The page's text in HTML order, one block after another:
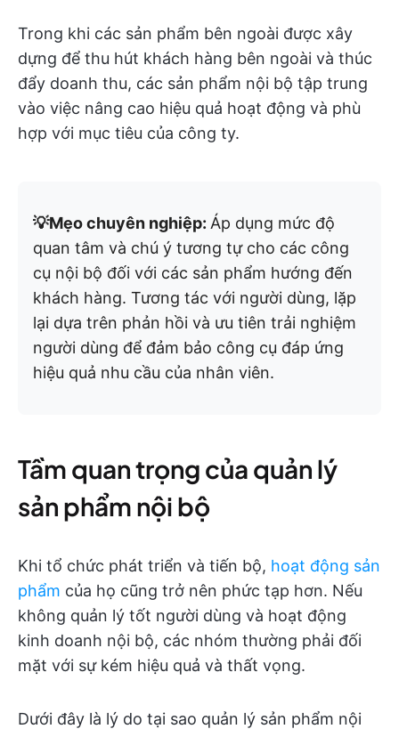
Trong khi các sản phẩm bên ngoài được xây
dựng để thu hút khách hàng bên ngoài và thúc
đẩy doanh thu, các sản phẩm nội bộ tập trung
vào việc nâng cao hiệu quả hoạt động và phù
hợp với mục tiêu của công ty.
💡Mẹo chuyên nghiệp: Áp dụng mức độ
quan tâm và chú ý tương tự cho các công
cụ nội bộ đối với các sản phẩm hướng đến
khách hàng. Tương tác với người dùng, lặp
lại dựa trên phản hồi và ưu tiên trải nghiệm
người dùng để đảm bảo công cụ đáp ứng
hiệu quả nhu cầu của nhân viên.
Tầm quan trọng của quản lý
sản phẩm nội bộ
Khi tổ chức phát triển và tiến bộ, hoạt động sản
phẩm của họ cũng trở nên phức tạp hơn. Nếu
không quản lý tốt người dùng và hoạt động
kinh doanh nội bộ, các nhóm thường phải đối
mặt với sự kém hiệu quả và thất vọng.
Dưới đây là lý do tại sao quản lý sản phẩm nội